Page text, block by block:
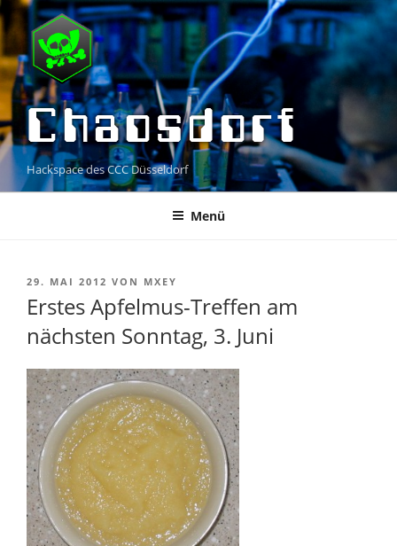
Zum
Inhalt
springen
Chaosdorf
Hackspace des CCC Düsseldorf
Menü
VERÖFFENTLICHT
29. MAI 2012 VON MXEY
Erstes Apfelmus-Treffen am
nächsten Sonntag, 3. Juni